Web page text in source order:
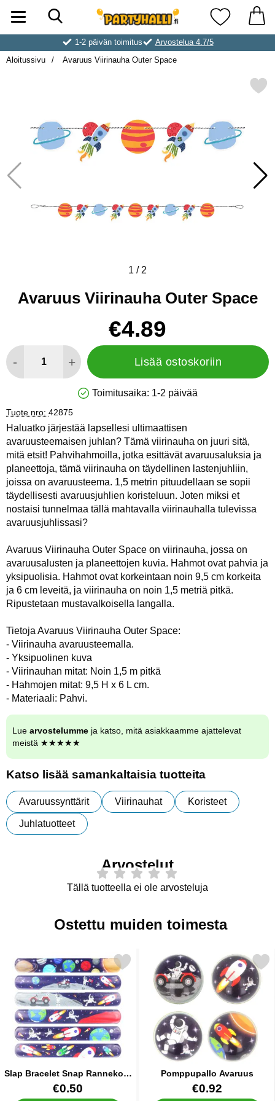
Ostoskori laajennettu Partyhallen AB
Suosikkini
1-2 päivän toimitus
Arvostelua 4.7/5
Aloitussivu
Avaruus Viirinauha Outer Space
Merkitse avaruus Viirinauha
1 / 2
Avaruus Viirinauha Outer Space
hinta
€4.89
- + Lisää ostoskoriin
Saatavuus: Varastossa
Toimitusaika: 1-2 päivää
Tuote nro: 42875
Haluatko järjestää lapsellesi ultimaattisen
avaruusteemaisen juhlan? Tämä viirinauha on juuri sitä,
mitä etsit! Pahvihahmoilla, jotka esittävät avaruusaluksia ja
planeettoja, tämä viirinauha on täydellinen lastenjuhliin,
joissa on avaruusteema. 1,5 metrin pituudellaan se sopii
täydellisesti avaruusjuhlien koristeluun. Joten miksi et
nostaisi tunnelmaa tällä mahtavalla viirinauhalla tulevissa
avaruusjuhlissasi?
Avaruus Viirinauha Outer Space on viirinauha, jossa on
avaruusalusten ja planeettojen kuvia. Hahmot ovat pahvia ja
yksipuolisia. Hahmot ovat korkeintaan noin 9,5 cm korkeita
ja 6 cm leveitä, ja viirinauha on noin 1,5 metriä pitkä.
Ripustetaan mustavalkoisella langalla.
Tietoja Avaruus Viirinauha Outer Space:
- Viirinauha avaruusteemalla.
- Yksipuolinen kuva
- Viirinauhan mitat: Noin 1,5 m pitkä
- Hahmojen mitat: 9,5 H x 6 L cm.
- Materiaali: Pahvi.
Lue arvostelumme ja katso, mitä asiakkaamme ajattelevat
meistä ★★★★★
Katso lisää samankaltaisia tuotteita
Avaruussynttärit Viirinauhat Koristeet
Juhlatuotteet
Arvostelut
Tällä tuotteella ei ole arvosteluja
Ostettu muiden toimesta
Slap Bracelet Snap Rannekoru
Space
Tuote.nro 40212
€0.50
slap Bracelet Snap Rannekoru Space suosikiksi
Pomppupallo Avaruus
Tuote.nro 84031
€0.92
Merkitse pomppupallo